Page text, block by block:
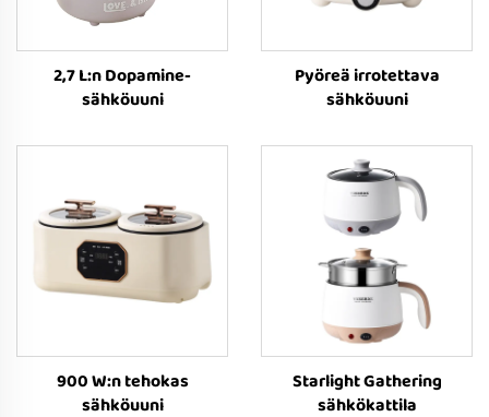
2,7 L:n Dopamine-
sähköuuni
Pyöreä irrotettava
sähköuuni
900 W:n tehokas
sähköuuni
Starlight Gathering
sähkökattila